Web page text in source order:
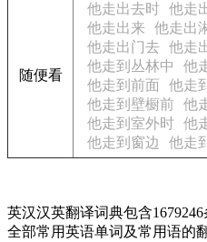
随便看
他走出去时 他走
他走出来 他走出
他走出门去 他走
他走到丛林中
他
他走到前面
他走
他走到壁橱前
他
他走到室外时
他
他走到窗边
他走
英汉汉英翻译词典包含
全部常用英语单词及常用语的